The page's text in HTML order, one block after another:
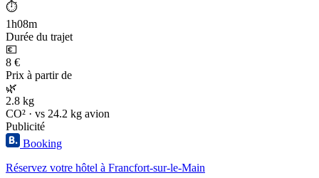
⏱️
1h08m
Durée du trajet
💶
8 €
Prix à partir de
🌿
2.8 kg
CO² · vs 24.2 kg avion
Publicité
Booking
Réservez votre hôtel à Francfort-sur-le-Main